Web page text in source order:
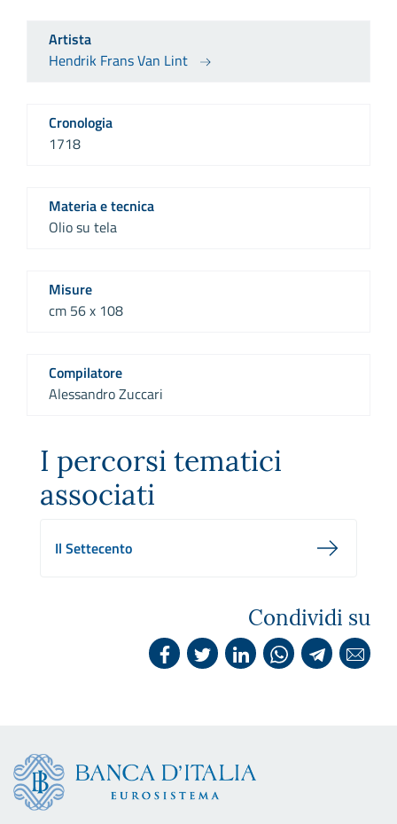
Artista
Hendrik Frans Van Lint
Cronologia
1718
Materia e tecnica
Olio su tela
Misure
cm 56 x 108
Compilatore
Alessandro Zuccari
I percorsi tematici
associati
Il Settecento
Condividi su